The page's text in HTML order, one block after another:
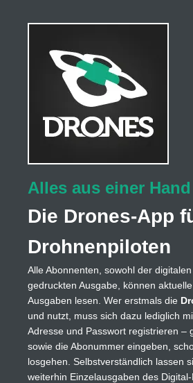
Alles aus einer Hand
Die Drones-App
Drohnenpiloten
Alle Abonnenten, sowohl der
gedruckten Ausgabe, können
Ausgaben lesen. Wer erstmals die
und nutzt, muss sich dazu lediglich
Adresse und Passwort registrieren –
sowie die Abonummer eingeben,
losgehen. Selbstverständlich lassen
weiterhin Einzelausgaben des